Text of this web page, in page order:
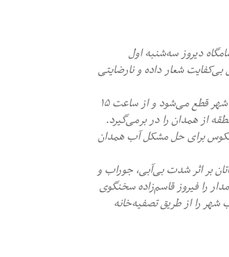
باعث شده تا شامگاه دیروز سه‌شنبه اول
شعار داده و نارضایتی
-طبق جدول جیره‌بندی، آب در شهر همدان از ساعت ۸ صبح تا ۳ بعدازظهر در ۵۷ نقطه شهر قطع می‌شود و از ساعت ۱۵
برای حل مشکل آب همدان
بر اثر شدت بی‌آبی، جوراب و
را فیروز قاسم‌زاده سخنگوی
را از طریق تصفیه‌خانه